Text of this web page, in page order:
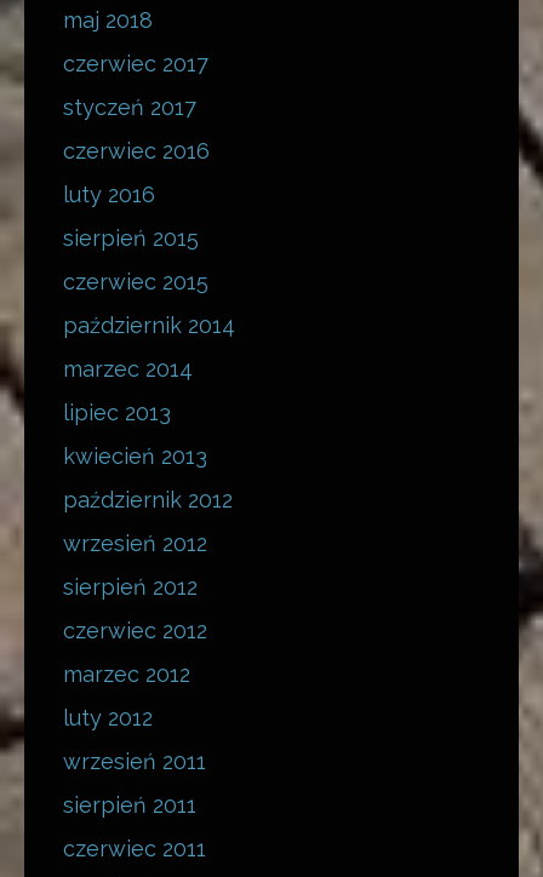
maj 2018
czerwiec 2017
styczeń 2017
czerwiec 2016
luty 2016
sierpień 2015
czerwiec 2015
październik 2014
marzec 2014
lipiec 2013
kwiecień 2013
październik 2012
wrzesień 2012
sierpień 2012
czerwiec 2012
marzec 2012
luty 2012
wrzesień 2011
sierpień 2011
czerwiec 2011